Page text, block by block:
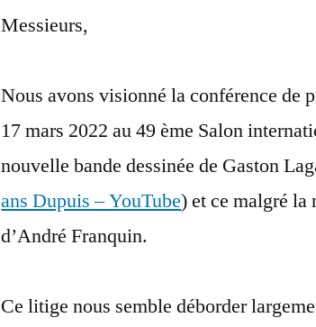
Messieurs,
Nous avons visionné la conférence de
17 mars 2022 au 49 ème Salon
nouvelle bande dessinée de Gaston
ans Dupuis – YouTube) et ce malgré
d’André Franquin.
Ce litige nous semble déborder